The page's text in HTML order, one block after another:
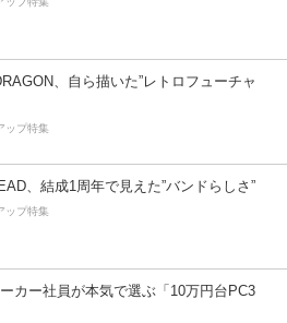
、自ら描いた”レトロフューチャ
ップ特集
、結成1周年で見えた”バンドらしさ”
ップ特集
カー社員が本気で選ぶ「10万円台PC3